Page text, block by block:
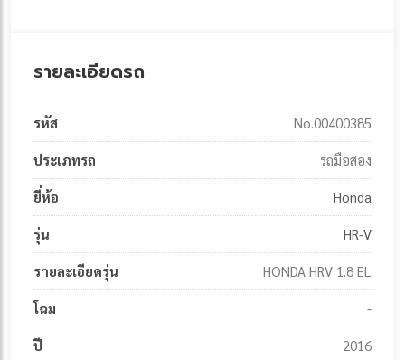
รายละเอียดรถ
รหัส No.00400385
ประเภทรถ รถมือสอง
ยี่ห้อ Honda
รุ่น HR-V
รายละเอียดรุ่น HONDA HRV 1.8 EL
โฉม -
ปี 2016